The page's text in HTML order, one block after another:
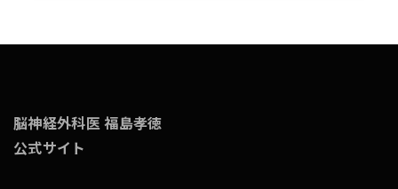
脳神経外科医 福島孝徳
公式サイト